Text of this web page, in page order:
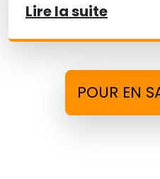
Lire la suite
POUR EN